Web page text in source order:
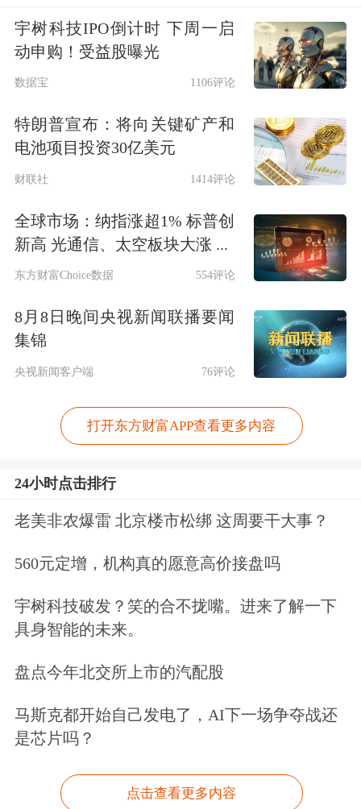
宇树科技IPO倒计时 下周一启
动申购！受益股曝光
数据宝 1106评论
特朗普宣布：将向关键矿产和
电池项目投资30亿美元
财联社 1414评论
全球市场：纳指涨超1% 标普创
新高 光通信、太空板块大涨 ...
东方财富Choice数据 554评论
8月8日晚间央视新闻联播要闻
集锦
央视新闻客户端 76评论
打开东方财富APP查看更多内容
24小时点击排行
老美非农爆雷 北京楼市松绑 这周要干大事？
560元定增，机构真的愿意高价接盘吗
宇树科技破发？笑的合不拢嘴。进来了解一下
具身智能的未来。
盘点今年北交所上市的汽配股
马斯克都开始自己发电了，AI下一场争夺战还
是芯片吗？
点击查看更多内容